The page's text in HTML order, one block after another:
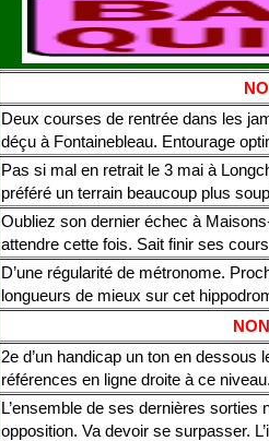
Deux courses de rentrée dans les
déçu à Fontainebleau. Entourage
Pas si mal en retrait le 3 mai à
préféré un terrain beaucoup plus
Oubliez son dernier échec à
attendre cette fois. Sait finir ses
D’une régularité de métronome.
longueurs de mieux sur cet
NON-
2e d’un handicap un ton en
références en ligne droite à ce
L’ensemble de ses dernières
opposition. Va devoir se surpasser.